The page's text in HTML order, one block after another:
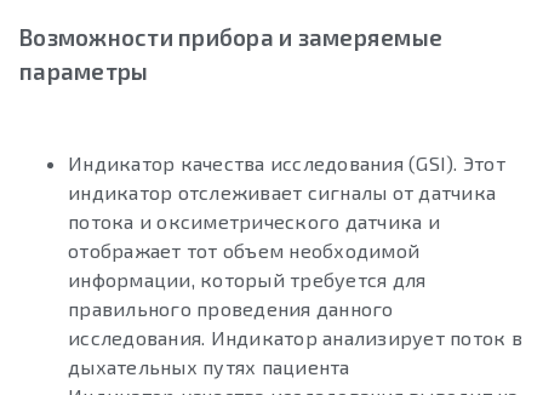
Возможности прибора и замеряемые
параметры
Индикатор качества исследования (GSI). Этот
индикатор отслеживает сигналы от датчика
потока и оксиметрического датчика и
отображает тот объем необходимой
информации, который требуется для
правильного проведения данного
исследования. Индикатор анализирует поток в
дыхательных путях пациента